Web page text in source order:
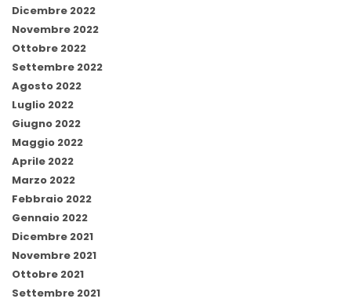
Dicembre 2022
Novembre 2022
Ottobre 2022
Settembre 2022
Agosto 2022
Luglio 2022
Giugno 2022
Maggio 2022
Aprile 2022
Marzo 2022
Febbraio 2022
Gennaio 2022
Dicembre 2021
Novembre 2021
Ottobre 2021
Settembre 2021